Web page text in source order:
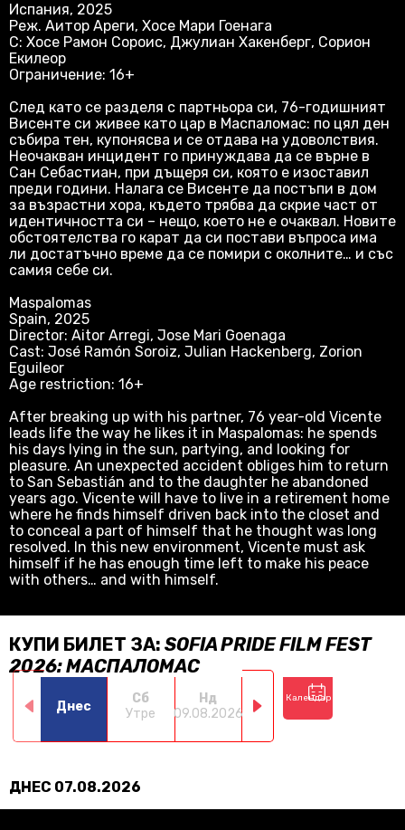
Испания, 2025
Реж. Аитор Ареги, Хосе Мари Гоенага
С: Хосе Рамон Сороис, Джулиан Хакенберг, Сорион
Екилеор
Ограничение: 16+
След като се разделя с партньора си, 76-годишният
Висенте си живее като цар в Маспаломас: по цял ден
събира тен, купонясва и се отдава на удоволствия.
Неочакван инцидент го принуждава да се върне в
Сан Себастиан, при дъщеря си, която е изоставил
преди години. Налага се Висенте да постъпи в дом
за възрастни хора, където трябва да скрие част от
идентичността си – нещо, което не е очаквал. Новите
обстоятелства го карат да си постави въпроса има
ли достатъчно време да се помири с околните… и със
самия себе си.
Maspalomas
Spain, 2025
Director: Aitor Arregi, Jose Mari Goenaga
Cast: José Ramón Soroiz, Julian Hackenberg, Zorion
Eguileor
Age restriction: 16+
After breaking up with his partner, 76 year-old Vicente
leads life the way he likes it in Maspalomas: he spends
his days lying in the sun, partying, and looking for
pleasure. An unexpected accident obliges him to return
to San Sebastián and to the daughter he abandoned
years ago. Vicente will have to live in a retirement home
where he finds himself driven back into the closet and
to conceal a part of himself that he thought was long
resolved. In this new environment, Vicente must ask
himself if he has enough time left to make his peace
with others… and with himself.
КУПИ БИЛЕТ ЗА: SOFIA PRIDE FILM FEST
2026: МАСПАЛОМАС
Днес
Сб
Утре
Нд
09.08.202610.08.2026
11.08.2026
Календар
ДНЕС 07.08.2026